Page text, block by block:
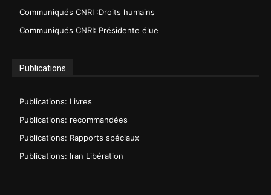
Communiqués CNRI :Droits humains
Communiqués CNRI: Présidente élue
Publications
Publications: Livres
Publications: recommandées
Publications: Rapports spéciaux
Publications: Iran Libération